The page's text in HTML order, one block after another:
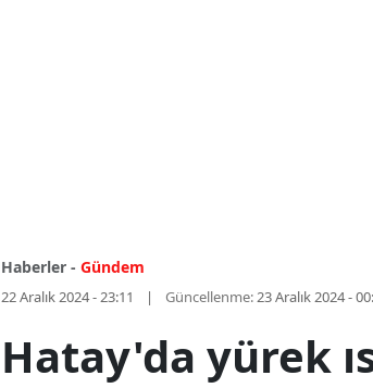
Haberler - Gündem
22 Aralık 2024 - 23:11 Güncellenme:23 Aralık 2024 -
Hatay'da yürek